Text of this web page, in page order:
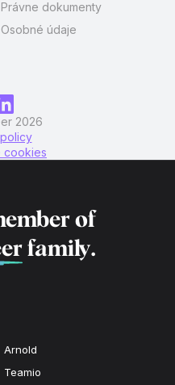
Právne dokumenty
Osobné údaje
2026
cookies
of
family.
Arnold
Teamio